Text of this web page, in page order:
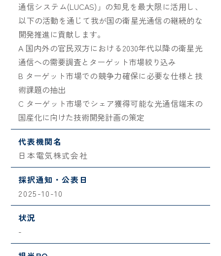
通信システム(LUCAS)」の知見を最⼤限に活⽤し、
以下の活動を通じて我が国の衛星光通信の継続的な
開発推進に貢献します。
A 国内外の官民双方における2030年代以降の衛星光
通信への需要調査とターゲット市場絞り込み
B ターゲット市場での競争力確保に必要な仕様と技
術課題の抽出
C ターゲット市場でシェア獲得可能な光通信端末の
国産化に向けた技術開発計画の策定
代表機関名
日本電気株式会社
採択通知・公表日
2025-10-10
状況
-